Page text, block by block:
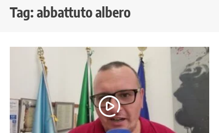
Tag: abbattuto albero